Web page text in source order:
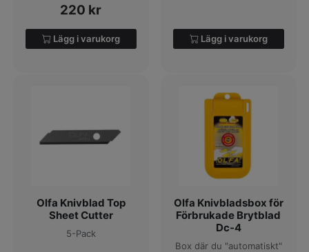
220 kr
Lägg i varukorg Lägg i varukorg
Olfa Knivblad Top
Sheet Cutter
5-Pack
Olfa Knivbladsbox för
Förbrukade Brytblad
Dc-4
Box där du "automatiskt"